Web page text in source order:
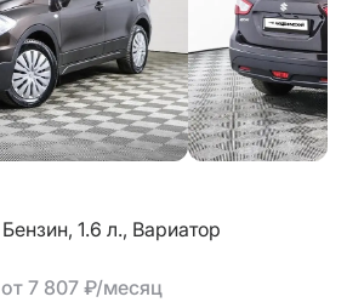
Бензин, 1.6 л., Вариатор
от 7 807 ₽/месяц